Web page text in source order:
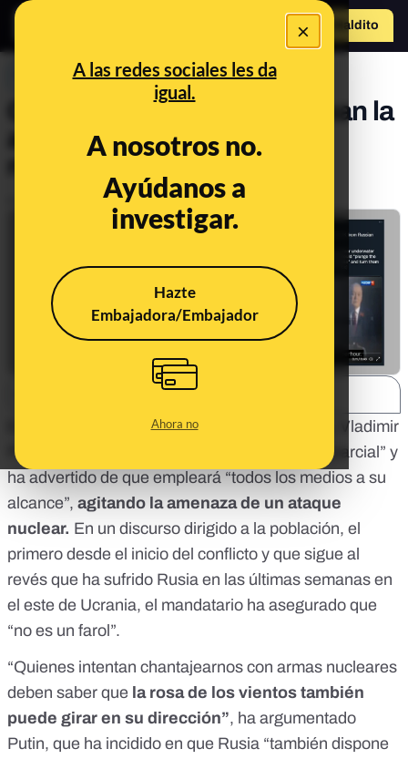
×
A las redes sociales les da
igual.
A nosotros no.
Ayúdanos a
investigar.
Hazte
Embajadora/Embajador
Ahora no
Hazte Maldito
PREBUNKING
Cómo medios rusos emplean la
amenaza nuclear en sus
narrativas
Sep 21, 2022, 11:25:42 AM
Este 21 de septiembre el presidente de Rusia, Vladimir
Putin, ha anunciado una movilización militar ”parcial” y
ha advertido de que empleará “todos los medios a su
alcance”, agitando la amenaza de un ataque
nuclear. En un discurso dirigido a la población, el
primero desde el inicio del conflicto y que sigue al
revés que ha sufrido Rusia en las últimas semanas en
el este de Ucrania, el mandatario ha asegurado que
“no es un farol”.
“Quienes intentan chantajearnos con armas nucleares
deben saber que la rosa de los vientos también
puede girar en su dirección”, ha argumentado
Putin, que ha incidido en que Rusia “también dispone